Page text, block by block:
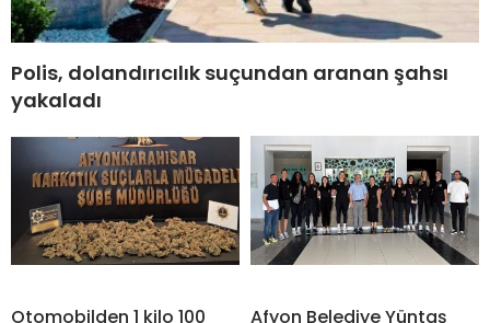
Polis, dolandırıcılık suçundan aranan şahsı
yakaladı
Otomobilden 1 kilo 100 Afyon Belediye Yüntaş